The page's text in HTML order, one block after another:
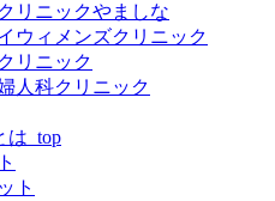
リニックやましな
ウィメンズクリニック
リニック
人科クリニック
は_top
ト